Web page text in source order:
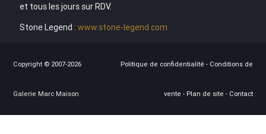
et tous les jours sur RDV.
Stone Legend : www.stone-legend.com
Copyright © 2007-2026
Galerie Marc Maison
Politique de confidentialité - Conditions de
vente - Plan de site - Contact